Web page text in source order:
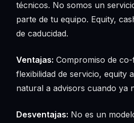
técnicos. No somos un
parte de tu equipo. Equity,
de caducidad.
Ventajas: Compromiso de
flexibilidad de servicio, equity
natural a advisors cuando ya
Desventajas: No es un